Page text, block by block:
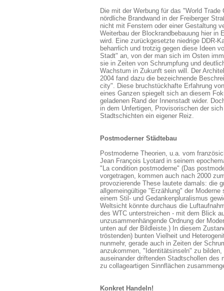
Die mit der Werbung für das "World Trade
nördliche Brandwand in der Freiberger
nicht mit Fenstern oder einer Gestaltung
Weiterbau der Blockrandbebauung hier in
wird. Eine zurückgesetzte niedrige DDR-
beharrlich und trotzig gegen diese Ideen
Stadt" an, von der man sich im Osten
sie in Zeiten von Schrumpfung und
Wachstum in Zukunft sein will. Der
2004 fand dazu die bezeichnende
city". Diese bruchstückhafte Erfahrung
eines Ganzen spiegelt sich an diesem
geladenen Rand der Innenstadt wider.
in dem Unfertigen, Provisorischen der
Stadtschichten ein eigener Reiz.
Postmoderner Städtebau
Postmoderne Theorien, u.a. vom
Jean François Lyotard in seinem
"La condition postmoderne" (Das
vorgetragen, kommen auch nach 2000
provozierende These lautete damals: die
allgemeingültige "Erzählung" der Moderne
einem Stil- und Gedankenpluralismus
Weltsicht könnte durchaus die
des WTC unterstreichen - mit dem Blick
unzusammenhängende Ordnung der
unten auf der Bildleiste.) In diesem
tröstenden) bunten Vielheit und
nunmehr, gerade auch in Zeiten der
anzukommen, "Identitätsinseln" zu bilden,
auseinander driftenden Stadtschollen des
zu collageartigen Sinnflächen
Konkret Handeln!